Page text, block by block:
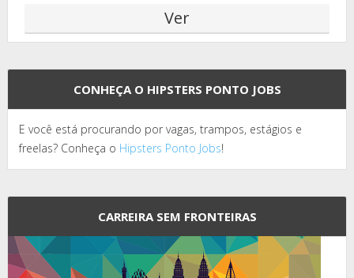
CONHEÇA O HIPSTERS PONTO JOBS
E você está procurando por vagas, trampos, estágios e
freelas? Conheça o Hipsters Ponto Jobs!
CARREIRA SEM FRONTEIRAS